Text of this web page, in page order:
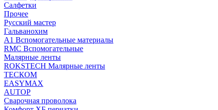
Салфетки
Прочее
Русский мастер
Гальванохим
А1 Вспомогательные материалы
RMC Вспомогательные
Малярные ленты
ROKSTECH Малярные ленты
ТЕСКОМ
EASYMAX
AUTOP
Сварочная проволока